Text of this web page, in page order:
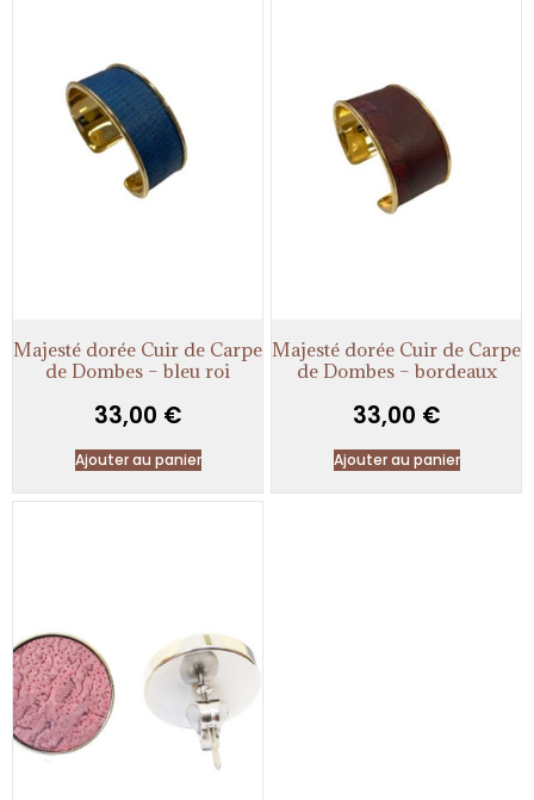
Majesté dorée Cuir de Carpe
de Dombes – bleu roi
33,00 €
Ajouter au panier
Majesté dorée Cuir de Carpe
de Dombes – bordeaux
33,00 €
Ajouter au panier